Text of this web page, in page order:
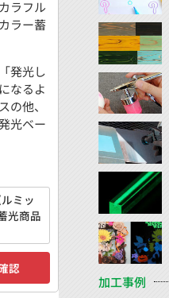
ラフル
ラー蓄
発光し
なるよ
の他、
光ベー
ミッ
光商品
認
加工事例